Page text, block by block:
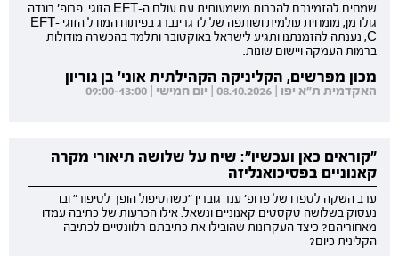
שמחים להזמינכם להכרות משמעותית עם עולם ה-EFT הזוגי. פרופ' רונדה
גולדמן, מומחית עולמית ושותפה של לז גרינברג בפיתוח המודל הזוגי EFT-
C, נענתה להזמנתנו ותגיע לישראל באוקטובר ותלמד בהכשרה מודולות
ברמות העמקה ויישום שונות.
מכון מפרשים, הקליניקה הקהילתית אוני' בן גוריון
האקדמית ת"א יפו | 08.10.2026 | יום חמישי | 09:00-13:00
"קוראים כאן ועכשיו": שיח על שלושה תיאורי מקרה
קאנוניים בפסיכואנליזה
ערב השקה לספרו של פרופ' ענר גוברין "כשהטיפול הופך לסיפור" ובו
נעסוק בשלושה טקסטים קאנוניים ונשאל: אילו הכרעות של כתיבה עמדו
מאחוריהם? כיצד העקרונות שהובילו את כתיבתם רלוונטיים לכתיבה
הקלינית כיום?